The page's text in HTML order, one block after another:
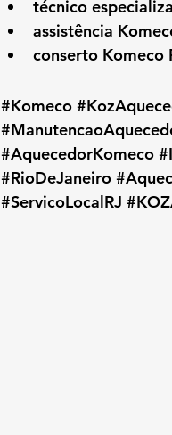
técnico
assistência
conserto Komeco
#Komeco
#AquecedorKomeco
#RioDeJaneiro
#ServicoLocalRJ